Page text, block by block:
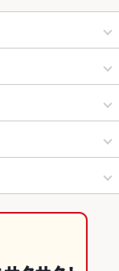
天ぷら